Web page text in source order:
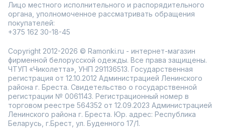
Лицо местного исполнительного и распорядительного
органа, уполномоченное рассматривать обращения
покупателей:
+375 162 30-18-45
Copyright 2012-2026 © Ramonki.ru - интернет-магазин
фирменной белорусской одежды. Все права защищены.
ЧТУП «Чиколетта», УНП 291136513. Государственная
регистрация от 12.10.2012 Администрацией Ленинского
района г. Бреста. Свидетельство о государственной
регистрации № 0061143. Регистрационный номер в
торговом реестре 564352 от 12.09.2023 Администрацией
Ленинского района г. Бреста. Юр. адрес: Республика
Беларусь, г.Брест, ул. Буденного 17/1.